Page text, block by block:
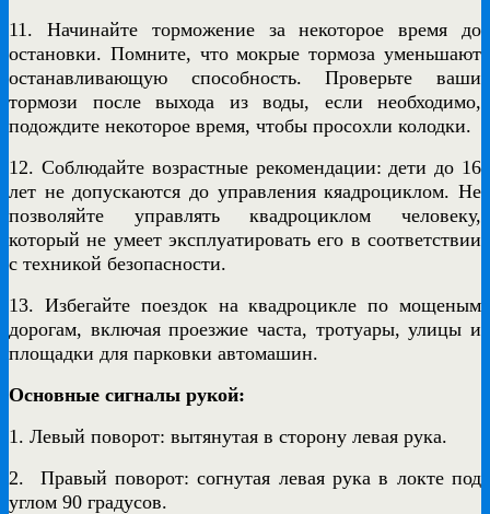
11. Начинайте торможение за некоторое время до
остановки. Помните, что мокрые тормоза уменьшают
останавливающую способность. Проверьте ваши
тормози после выхода из воды, если необходимо,
подождите некоторое время, чтобы просохли колодки.
12. Соблюдайте возрастные рекомендации: дети до 16
лет не допускаются до управления кяадроциклом. Не
позволяйте управлять квадроциклом человеку,
который не умеет эксплуатировать его в соответствии
с техникой безопасности.
13. Избегайте поездок на квадроцикле по мощеным
дорогам, включая проезжие часта, тротуары, улицы и
площадки для парковки автомашин.
Основные сигналы рукой:
1. Левый поворот: вытянутая в сторону левая рука.
2. Правый поворот: согнутая левая рука в локте под
углом 90 градусов.